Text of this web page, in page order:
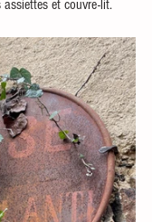
et couvre-lit.